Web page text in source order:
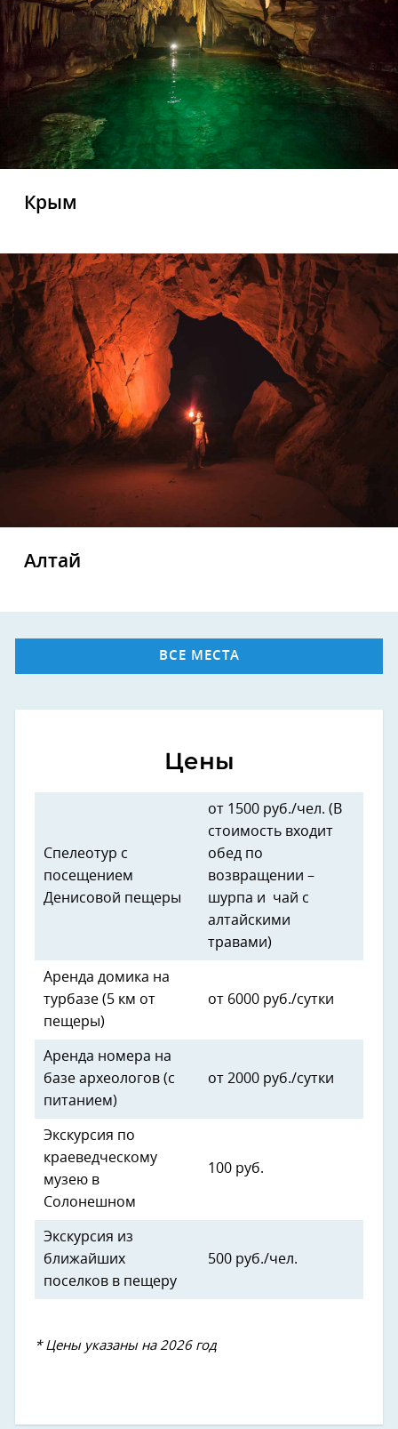
Крым
Алтай
ВСЕ МЕСТА
Цены
Спелеотур с
посещением
Денисовой пещеры
от 1500 руб./чел. (В
стоимость входит
обед по
возвращении –
шурпа и чай с
алтайскими
травами)
Аренда домика на
турбазе (5 км от
пещеры)
от 6000 руб./сутки
Аренда номера на
базе археологов (с
питанием)
от 2000 руб./сутки
Экскурсия по
краеведческому
музею в
Солонешном
100 руб.
Экскурсия из
ближайших
поселков в пещеру
500 руб./чел.
* Цены указаны на 2026 год